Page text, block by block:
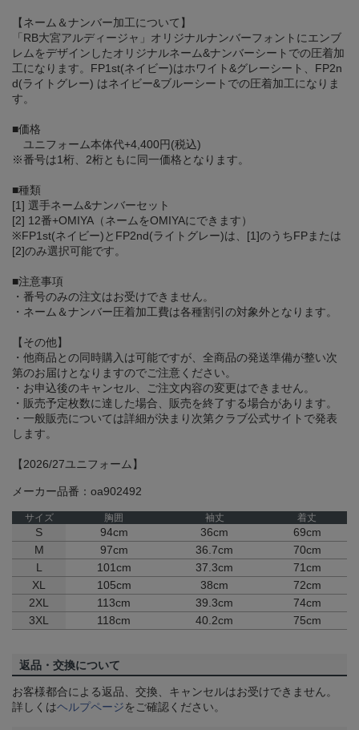
【ネーム＆ナンバー加工について】
「RB大宮アルディージャ」オリジナルナンバーフォントにエンブ
レムをデザインしたオリジナルネーム&ナンバーシートでの圧着加
工になります。FP1st(ネイビー)はホワイト&グレーシート、FP2n
d(ライトグレー) はネイビー&ブルーシートでの圧着加工になりま
す。
■価格
ユニフォーム本体代+4,400円(税込)
※番号は1桁、2桁ともに同一価格となります。
■種類
[1] 選手ネーム&ナンバーセット
[2] 12番+OMIYA（ネームをOMIYAにできます）
※FP1st(ネイビー)とFP2nd(ライトグレー)は、[1]のうちFPまたは
[2]のみ選択可能です。
■注意事項
・番号のみの注文はお受けできません。
・ネーム＆ナンバー圧着加工費は各種割引の対象外となります。
【その他】
・他商品との同時購入は可能ですが、全商品の発送準備が整い次
第のお届けとなりますのでご注意ください。
・お申込後のキャンセル、ご注文内容の変更はできません。
・販売予定枚数に達した場合、販売を終了する場合があります。
・一般販売については詳細が決まり次第クラブ公式サイトで発表
します。
【2026/27ユニフォーム】
メーカー品番：oa902492
サイズ 胸囲 袖丈 着丈
S 94cm 36cm
69cm
M
97cm 36.7cm
70cm
L
101cm 37.3cm
71cm
XL
105cm 38cm
72cm
2XL
113cm 39.3cm
74cm
3XL
118cm 40.2cm 75cm
返品・交換について
お客様都合による返品、交換、キャンセルはお受けできません。
詳しくはヘルプページをご確認ください。